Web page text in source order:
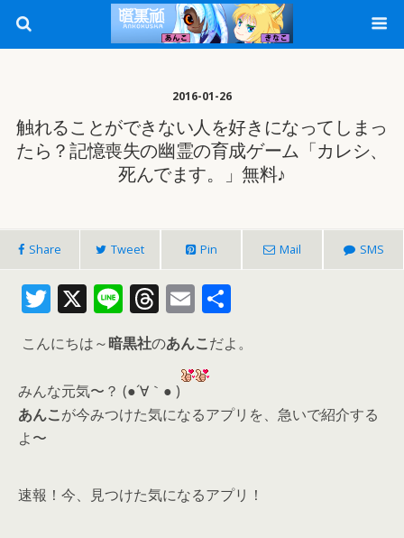
2016-01-26
触れることができない人を好きになってしまっ
たら？記憶喪失の幽霊の育成ゲーム「カレシ、
死んでます。」無料♪
Share Tweet Pin Mail SMS
T
itt
er
X Li
n
e
T
h
re
a
d
E
m
ai
l
有
こんにちは～暗黒社のあんこだよ。
みんな元気〜？ (●´∀｀● )
あんこが今みつけた気になるアプリを、急いで紹介する
よ〜
速報！今、見つけた気になるアプリ！